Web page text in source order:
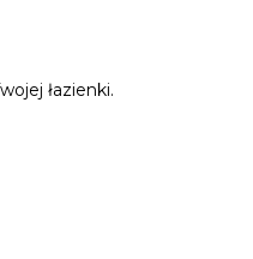
łazienki.